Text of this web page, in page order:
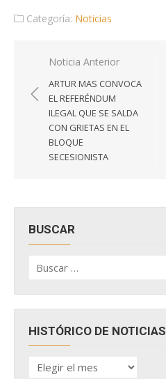
Categoría: Noticias
Navegación
entradas
Noticia Anterior
ARTUR MAS CONVOCA
EL REFERÉNDUM
ILEGAL QUE SE SALDA
CON GRIETAS EN EL
BLOQUE
SECESIONISTA
BUSCAR
por:
HISTÓRICO DE NOTICIAS
HISTÓRICO
DE